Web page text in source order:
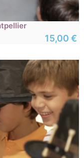
15,00 €